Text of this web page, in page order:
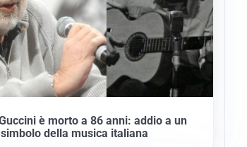
è morto a 86 anni: addio a un
della musica italiana